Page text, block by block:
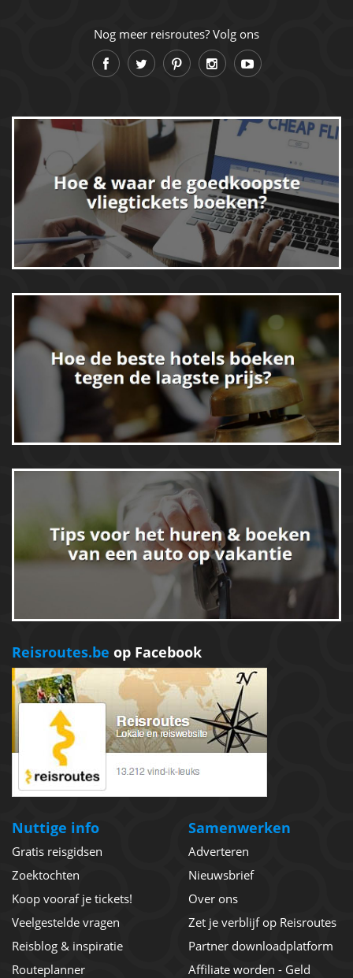
Nog meer reisroutes? Volg ons
Reisroutes.be op Facebook
Nuttige info
Gratis reisgidsen
Zoektochten
Koop vooraf je tickets!
Veelgestelde vragen
Reisblog & inspiratie
Routeplanner
Samenwerken
Adverteren
Nieuwsbrief
Over ons
Zet je verblijf op Reisroutes
Partner downloadplatform
Affiliate worden - Geld